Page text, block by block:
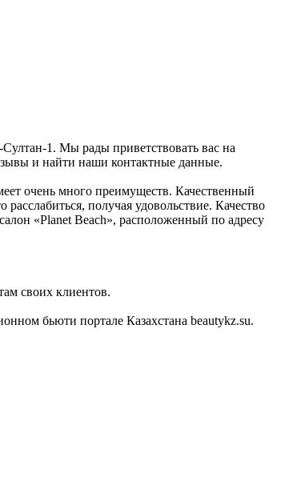
1. Мы рады приветствовать вас на
и найти наши контактные данные.
очень много преимуществ. Качественный
получая удовольствие. Качество
«Planet Beach», расположенный по адресу
своих клиентов.
бьюти портале Казахстана beautykz.su.